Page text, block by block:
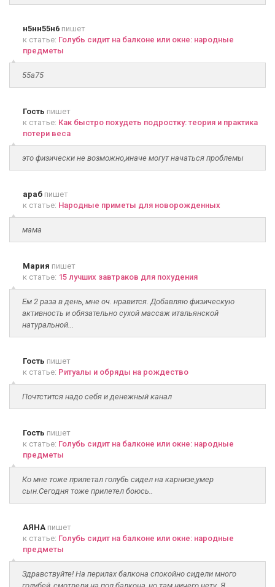
н5нн55н6 пишет
к статье: Голубь сидит на балконе или окне: народные
предметы
55а75
Гость пишет
к статье: Как быстро похудеть подростку: теория и практика
потери веса
это физически не возможно,иначе могут начаться проблемы
араб пишет
к статье: Народные приметы для новорожденных
мама
Мария пишет
к статье: 15 лучших завтраков для похудения
Ем 2 раза в день, мне оч. нравится. Добавляю физическую
активность и обязательно сухой массаж итальянской
натуральной...
Гость пишет
к статье: Ритуалы и обряды на рождество
Почтстится надо себя и денежный канал
Гость пишет
к статье: Голубь сидит на балконе или окне: народные
предметы
Ко мне тоже прилетал голубь сидел на карнизе,умер
сын.Сегодня тоже прилетел боюсь..
АЯНА пишет
к статье: Голубь сидит на балконе или окне: народные
предметы
Здравствуйте! На перилах балкона спокойно сидели много